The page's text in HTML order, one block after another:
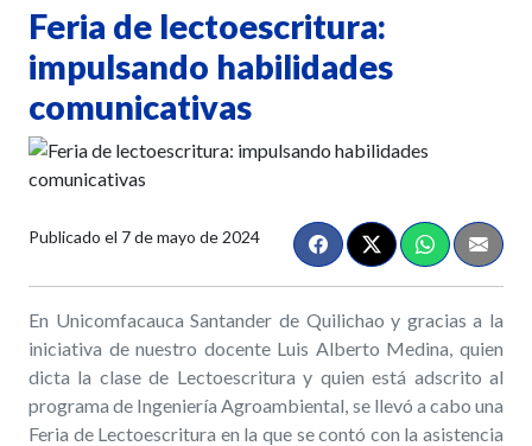
Feria de lectoescritura:
impulsando habilidades
comunicativas
Publicado el 7 de mayo de 2024
En Unicomfacauca Santander de Quilichao y gracias a la
iniciativa de nuestro docente Luis Alberto Medina, quien
dicta la clase de Lectoescritura y quien está adscrito al
programa de Ingeniería Agroambiental, se llevó a cabo una
Feria de Lectoescritura en la que se contó con la asistencia